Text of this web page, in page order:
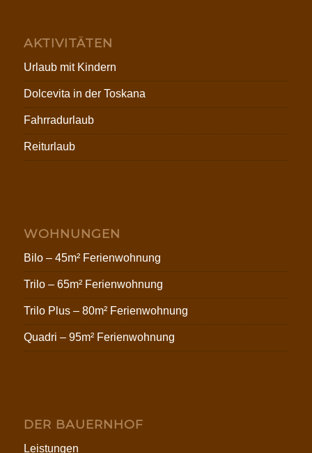
AKTIVITÄTEN
Urlaub mit Kindern
Dolcevita in der Toskana
Fahrradurlaub
Reiturlaub
WOHNUNGEN
Bilo – 45m² Ferienwohnung
Trilo – 65m² Ferienwohnung
Trilo Plus – 80m² Ferienwohnung
Quadri – 95m² Ferienwohnung
DER BAUERNHOF
Leistungen